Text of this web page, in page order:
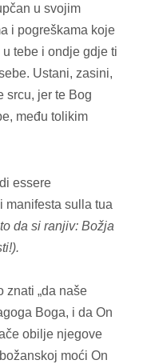
u svojim
i pogreškama koje
tebe i ondje gdje ti
Ustani, zasini,
srcu, jer te Bog
među tolikim
essere
manifesta sulla tua
da si ranjiv: Božja
znati „da naše
Boga, i da On
obilje njegove
moći On